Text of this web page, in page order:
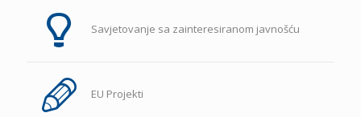
Savjetovanje sa zainteresiranom javnošću
EU Projekti